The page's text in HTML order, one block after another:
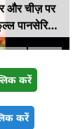
और चीज़ पर
पानसेरिया
करें
करें